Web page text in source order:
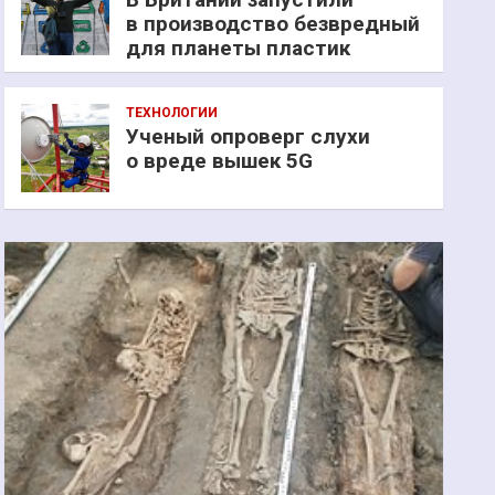
в производство безвредный
для планеты пластик
ТЕХНОЛОГИИ
Ученый опроверг слухи
о вреде вышек 5G